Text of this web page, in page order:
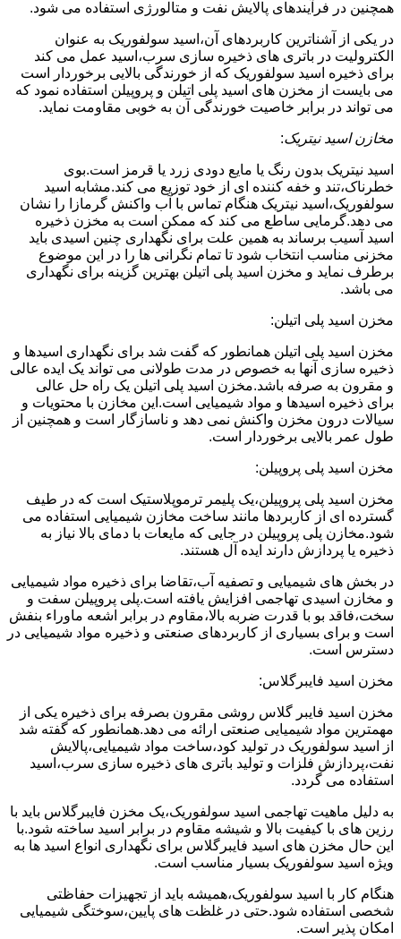
همچنین در فرآیندهای پالایش نفت و متالورژی استفاده می شود.
در یکی از آشناترین کاربردهای آن،اسید سولفوریک به عنوان
الکترولیت در باتری های ذخیره سازی سرب،اسید عمل می کند
برای ذخیره اسید سولفوریک که از خورندگی بالایی برخوردار است
می بایست از مخزن های اسید پلی اتیلن و پروپیلن استفاده نمود که
می تواند در برابر خاصیت خورندگی آن به خوبی مقاومت نماید.
مخازن اسید نیتریک:
اسید نیتریک بدون رنگ یا مایع دودی زرد یا قرمز است.بوی
خطرناک،تند و خفه کننده ای از خود توزیع می کند.مشابه اسید
سولفوریک،اسید نیتریک هنگام تماس با آب واکنش گرمازا را نشان
می دهد.گرمایی ساطع می کند که ممکن است به مخزن ذخیره
اسید آسیب برساند به همین علت برای نگهداری چنین اسیدی باید
مخزنی مناسب انتخاب شود تا تمام نگرانی ها را در این موضوع
برطرف نماید و مخزن اسید پلی اتیلن بهترین گزینه برای نگهداری
می باشد.
مخزن اسید پلی اتیلن:
مخزن اسید پلی اتیلن همانطور که گفت شد برای نگهداری اسیدها و
ذخیره سازی آنها به خصوص در مدت طولانی می تواند یک ایده عالی
و مقرون به صرفه باشد.مخزن اسید پلی اتیلن یک راه حل عالی
برای ذخیره اسیدها و مواد شیمیایی است.این مخازن با محتویات و
سیالات درون مخزن واکنش نمی دهد و ناسازگار است و همچنین از
طول عمر بالایی برخوردار است.
مخزن اسید پلی پروپیلن:
مخزن اسید پلی پروپیلن،یک پلیمر ترموپلاستیک است که در طیف
گسترده ای از کاربردها مانند ساخت مخازن شیمیایی استفاده می
شود.مخازن پلی پروپیلن در جایی که مایعات با دمای بالا نیاز به
ذخیره یا پردازش دارند ایده آل هستند.
در بخش های شیمیایی و تصفیه آب،تقاضا برای ذخیره مواد شیمیایی
و مخازن اسیدی تهاجمی افزایش یافته است.پلی پروپیلن سفت و
سخت،فاقد بو با قدرت ضربه بالا،مقاوم در برابر اشعه ماوراء بنفش
است و برای بسیاری از کاربردهای صنعتی و ذخیره مواد شیمیایی در
دسترس است.
مخزن اسید فایبرگلاس:
مخزن اسید فایبر گلاس روشی مقرون بصرفه برای ذخیره یکی از
مهمترین مواد شیمیایی صنعتی ارائه می دهد.همانطور که گفته شد
از اسید سولفوریک در تولید کود،ساخت مواد شیمیایی،پالایش
نفت،پردازش فلزات و تولید باتری های ذخیره سازی سرب،اسید
استفاده می گردد.
به دلیل ماهیت تهاجمی اسید سولفوریک،یک مخزن فایبرگلاس باید با
رزین های با کیفیت بالا و شیشه مقاوم در برابر اسید ساخته شود.با
این حال مخزن های اسید فایبرگلاس برای نگهداری انواع اسید ها به
ویژه اسید سولفوریک بسیار مناسب است.
هنگام کار با اسید سولفوریک،همیشه باید از تجهیزات حفاظتی
شخصی استفاده شود.حتی در غلظت های پایین،سوختگی شیمیایی
امکان پذیر است.